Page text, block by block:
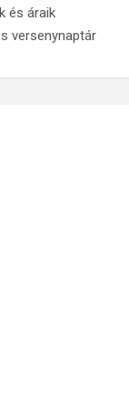
és áraik
versenynaptár